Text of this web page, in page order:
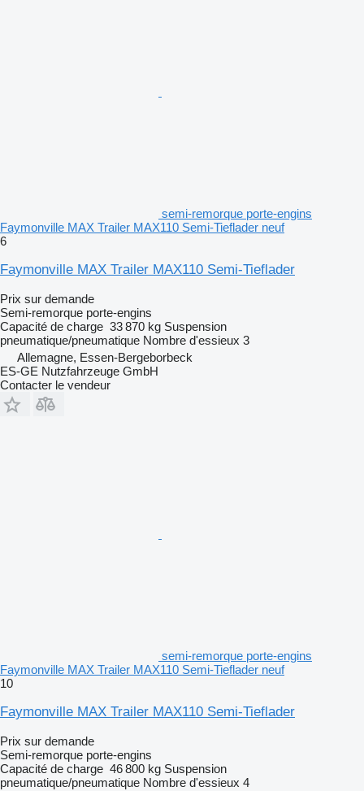
semi-remorque porte-engins
Faymonville MAX Trailer MAX110 Semi-Tieflader neuf
6
Faymonville MAX Trailer MAX110 Semi-Tieflader
Prix sur demande
Semi-remorque porte-engins
Capacité de charge 33 870 kg Suspension
pneumatique/pneumatique Nombre d'essieux 3
Allemagne, Essen-Bergeborbeck
ES-GE Nutzfahrzeuge GmbH
Contacter le vendeur
semi-remorque porte-engins
Faymonville MAX Trailer MAX110 Semi-Tieflader neuf
10
Faymonville MAX Trailer MAX110 Semi-Tieflader
Prix sur demande
Semi-remorque porte-engins
Capacité de charge 46 800 kg Suspension
pneumatique/pneumatique Nombre d'essieux 4